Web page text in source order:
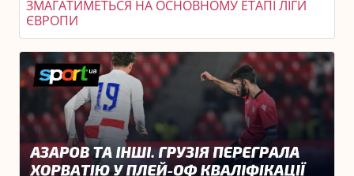
ЗМАГАТИМЕТЬСЯ НА ОСНОВНОМУ ЕТАПІ ЛІГИ
ЄВРОПИ